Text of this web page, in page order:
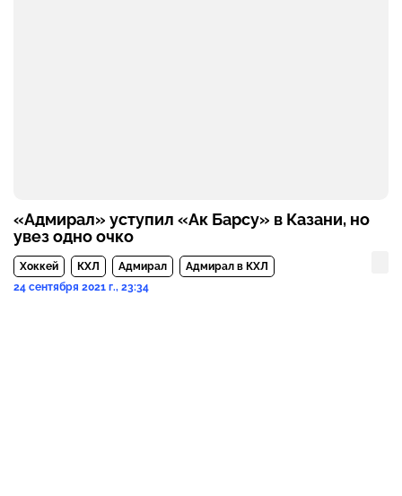
«Адмирал» уступил «Ак Барсу» в Казани, но
увез одно очко
Хоккей КХЛ Адмирал
Адмирал в КХЛ
24 сентября 2021 г., 23:34